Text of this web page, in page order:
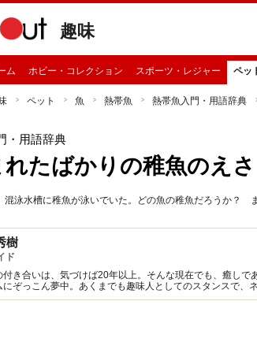
趣味
ム ホビー・コレクション スポーツ・レジャー ペッ
ペット 魚 熱帯魚 熱帯魚入門・用語辞典
・用語辞典
たばかりの稚魚のえさ
混泳水槽に稚魚が泳いでいた。どの魚の稚魚だろうか？
樹
ド
付き合いは、気づけば20年以上。そんな現在でも、癒し
にぞっこん夢中。あくまでも趣味人としてのスタンスで、
なす。直近では、熱帯魚映像図鑑（DVD）の監修解説を行